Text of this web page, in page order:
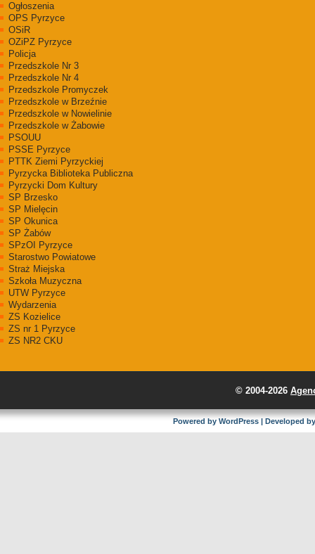
Ogłoszenia
OPS Pyrzyce
OSiR
OZiPZ Pyrzyce
Policja
Przedszkole Nr 3
Przedszkole Nr 4
Przedszkole Promyczek
Przedszkole w Brzeźnie
Przedszkole w Nowielinie
Przedszkole w Żabowie
PSOUU
PSSE Pyrzyce
PTTK Ziemi Pyrzyckiej
Pyrzycka Biblioteka Publiczna
Pyrzycki Dom Kultury
SP Brzesko
SP Mielęcin
SP Okunica
SP Żabów
SPzOI Pyrzyce
Starostwo Powiatowe
Straż Miejska
Szkoła Muzyczna
UTW Pyrzyce
Wydarzenia
ZS Kozielice
ZS nr 1 Pyrzyce
ZS NR2 CKU
© 2004-2026
Powered by WordPress| Developed